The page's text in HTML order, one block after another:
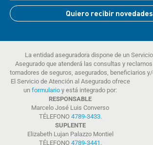
Quiero recibir novedades
La entidad aseguradora dispone de un
Asegurado que atenderá las consultas y
tomadores de seguros, asegurados, beneficiarios
El Servicio de Atención al Asegurado ofrece
un formulario y está integrado por:
RESPONSABLE
Marcelo José Luis Converso
TÉLEFONO 4789-3433.
SUPLENTE
Elizabeth Lujan Palazzo Montiel
TÉLEFONO 4789-3441 .